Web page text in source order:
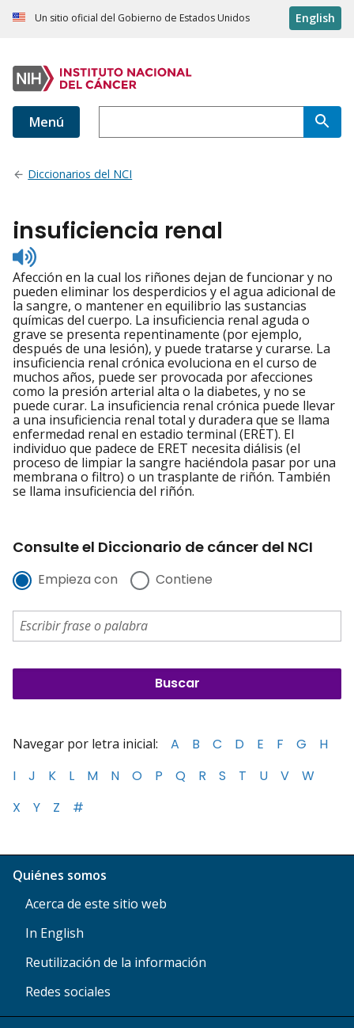
Un sitio oficial del Gobierno de Estados Unidos English
Menú
Diccionarios del NCI
insuficiencia renal
Listen
to
pronunciation
Afección en la cual los riñones dejan de funcionar y no
pueden eliminar los desperdicios y el agua adicional de
la sangre, o mantener en equilibrio las sustancias
químicas del cuerpo. La insuficiencia renal aguda o
grave se presenta repentinamente (por ejemplo,
después de una lesión), y puede tratarse y curarse. La
insuficiencia renal crónica evoluciona en el curso de
muchos años, puede ser provocada por afecciones
como la presión arterial alta o la diabetes, y no se
puede curar. La insuficiencia renal crónica puede llevar
a una insuficiencia renal total y duradera que se llama
enfermedad renal en estadio terminal (ERET). El
individuo que padece de ERET necesita diálisis (el
proceso de limpiar la sangre haciéndola pasar por una
membrana o filtro) o un trasplante de riñón. También
se llama insuficiencia del riñón.
Consulte el Diccionario de cáncer del NCI
Empieza con Contiene
Navegar por letra inicial: A B C D E F G
H
I
J K L M N O P Q R S T U V
W
X
Y Z #
Quiénes somos
Acerca de este sitio web
In English
Reutilización de la información
Redes sociales